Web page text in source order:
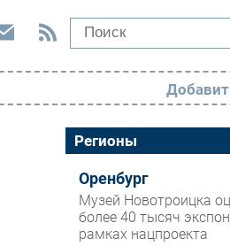
РАЗДЕЛЫ
Новости
Аналитика
Интервью
Регионы
Оренбург
Музей Новотроицка
более 40 тысяч
рамках нацпроекта